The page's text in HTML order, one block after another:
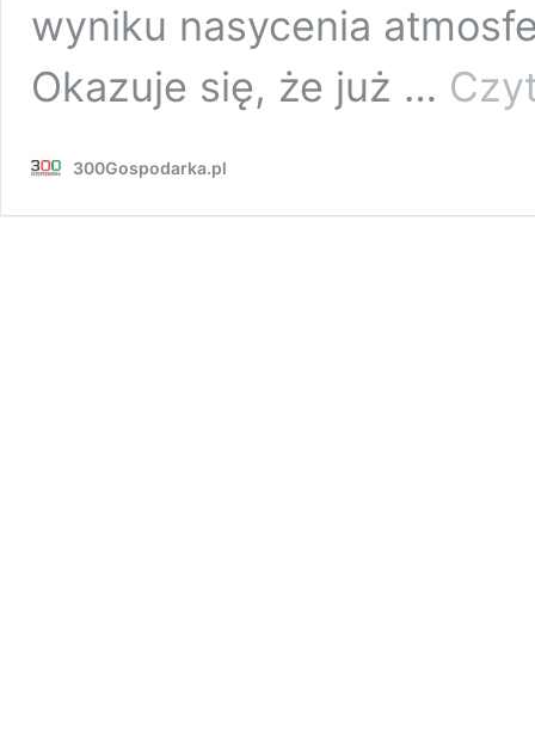
wyniku nasycenia
Okazuje się, że już …
300Gospodarka.pl